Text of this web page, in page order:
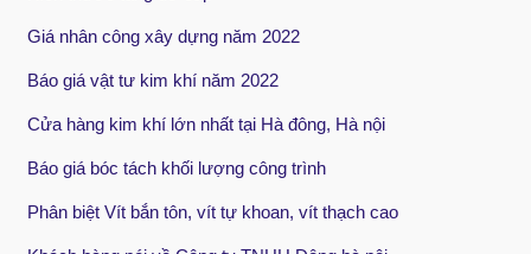
Giá nhân công xây dựng năm 2022
Báo giá vật tư kim khí năm 2022
Cửa hàng kim khí lớn nhất tại Hà đông, Hà nội
Báo giá bóc tách khối lượng công trình
Phân biệt Vít bắn tôn, vít tự khoan, vít thạch cao